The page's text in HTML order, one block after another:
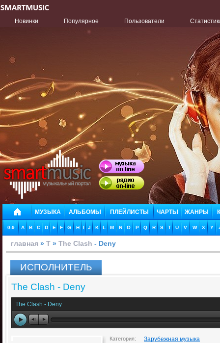
Новинки Популярное Пользователи
МУЗЫКА АЛЬБОМЫ ПЛЕЙЛИСТЫ ЧАРТЫ ЖАНРЫ
0-9 A B C D E F G H I J K L M N O P Q R S T U V W X Y
главная » T » The Clash - Deny
ИСПОЛНИТЕЛЬ
The Clash - Deny
The Clash - Deny
Категория: Зарубежная музыка